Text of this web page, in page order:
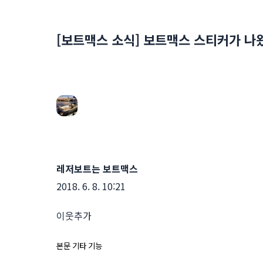
[보트맥스 소식] 보트맥스 스티커가
레저보트는 보트맥스
2018. 6. 8. 10:21
이웃추가
본문 기타 기능